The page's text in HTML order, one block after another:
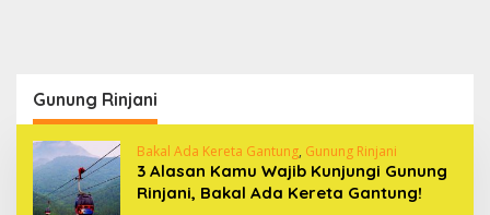
Gunung Rinjani
Bakal Ada Kereta Gantung, Gunung Rinjani
3 Alasan Kamu Wajib Kunjungi Gunung
Rinjani, Bakal Ada Kereta Gantung!